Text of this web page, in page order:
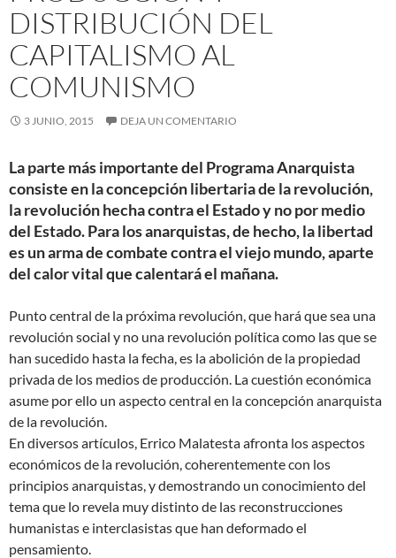
DISTRIBUCIÓN DEL
CAPITALISMO AL
COMUNISMO
3 JUNIO, 2015 DEJA UN COMENTARIO
La parte más importante del Programa Anarquista
consiste en la concepción libertaria de la revolución,
la revolución hecha contra el Estado y no por medio
del Estado. Para los anarquistas, de hecho, la libertad
es un arma de combate contra el viejo mundo, aparte
del calor vital que calentará el mañana.
Punto central de la próxima revolución, que hará que sea una
revolución social y no una revolución política como las que se
han sucedido hasta la fecha, es la abolición de la propiedad
privada de los medios de producción. La cuestión económica
asume por ello un aspecto central en la concepción anarquista
de la revolución.
En diversos artículos, Errico Malatesta afronta los aspectos
económicos de la revolución, coherentemente con los
principios anarquistas, y demostrando un conocimiento del
tema que lo revela muy distinto de las reconstrucciones
humanistas e interclasistas que han deformado el
pensamiento.